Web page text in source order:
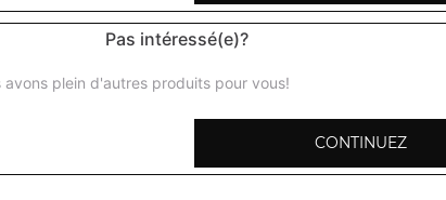
Nos Plats végétariens
Pas intéressé(e)?
plein d'autres produits pour vous!
CONTINUEZ